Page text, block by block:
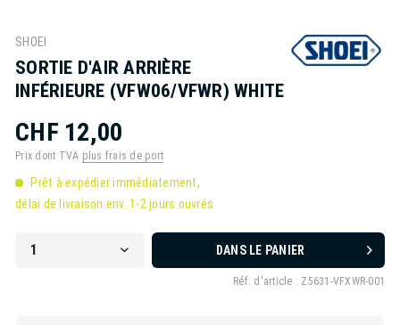
SHOEI
SORTIE D'AIR ARRIÈRE
INFÉRIEURE (VFW06/VFWR) WHITE
CHF 12,00
Prix dont TVA plus frais de port
Prêt à expédier immédiatement,
délai de livraison env. 1-2 jours ouvrés
DANS LE PANIER
Réf. d'article : Z5631-VFXWR-001